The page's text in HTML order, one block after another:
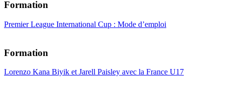
Formation
Premier League International Cup : Mode d’emploi
Formation
Lorenzo Kana Biyik et Jarell Paisley avec la France U17